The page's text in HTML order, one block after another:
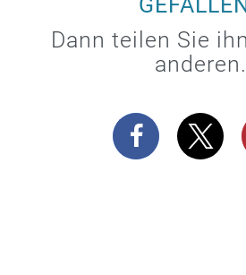
Dann teilen Sie
anderen.